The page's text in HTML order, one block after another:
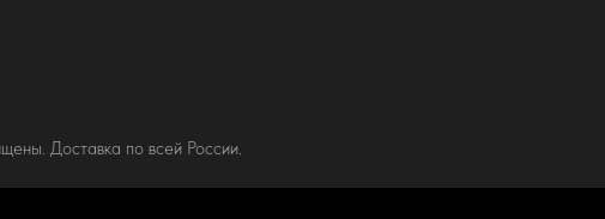
Доставка по всей России.